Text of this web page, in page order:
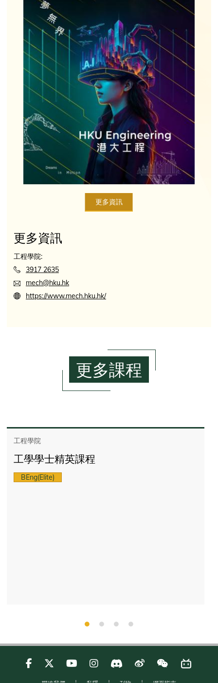
更多資訊
更多資訊
工程學院:
3917 2635
mech@hku.hk
https://www.mech.hku.hk/
更多課程
工程學院
工學學士精英課程
BEng(Elite)